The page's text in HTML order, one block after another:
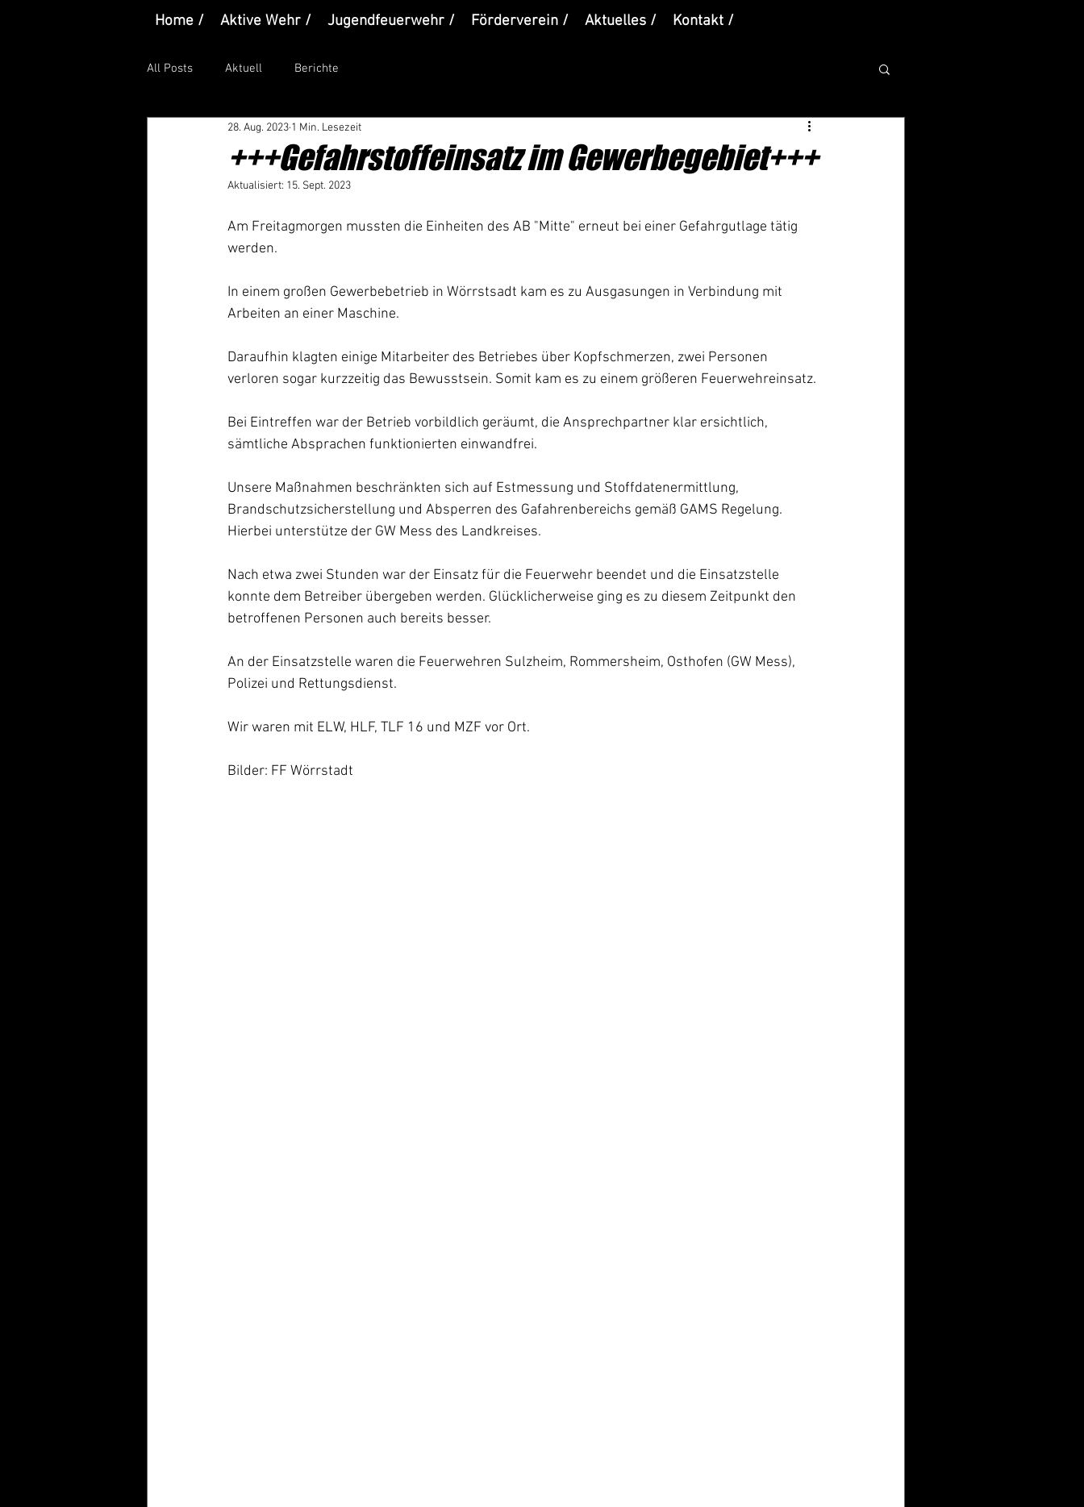
Home / Aktive Wehr / Jugendfeuerwehr / Förderverein / Aktuelles / Kontakt /
All Posts Aktuell Berichte
+++Gefahrstoffeinsatz im Gewerbegebiet+++
28. Aug. 2023 1 Min. Lesezeit
Aktualisiert: 15. Sept. 2023
Am Freitagmorgen mussten die Einheiten des AB "Mitte" erneut bei einer Gefahrgutlage tätig
werden.
In einem großen Gewerbebetrieb in Wörrstsadt kam es zu Ausgasungen in Verbindung mit
Arbeiten an einer Maschine.
Daraufhin klagten einige Mitarbeiter des Betriebes über Kopfschmerzen, zwei Personen
verloren sogar kurzzeitig das Bewusstsein. Somit kam es zu einem größeren Feuerwehreinsatz.
Bei Eintreffen war der Betrieb vorbildlich geräumt, die Ansprechpartner klar ersichtlich,
sämtliche Absprachen funktionierten einwandfrei.
Unsere Maßnahmen beschränkten sich auf Estmessung und Stoffdatenermittlung,
Brandschutzsicherstellung und Absperren des Gafahrenbereichs gemäß GAMS Regelung.
Hierbei unterstütze der GW Mess des Landkreises.
Nach etwa zwei Stunden war der Einsatz für die Feuerwehr beendet und die Einsatzstelle
konnte dem Betreiber übergeben werden. Glücklicherweise ging es zu diesem Zeitpunkt den
betroffenen Personen auch bereits besser.
An der Einsatzstelle waren die Feuerwehren Sulzheim, Rommersheim, Osthofen (GW Mess),
Polizei und Rettungsdienst.
Wir waren mit ELW, HLF, TLF 16 und MZF vor Ort.
Bilder: FF Wörrstadt